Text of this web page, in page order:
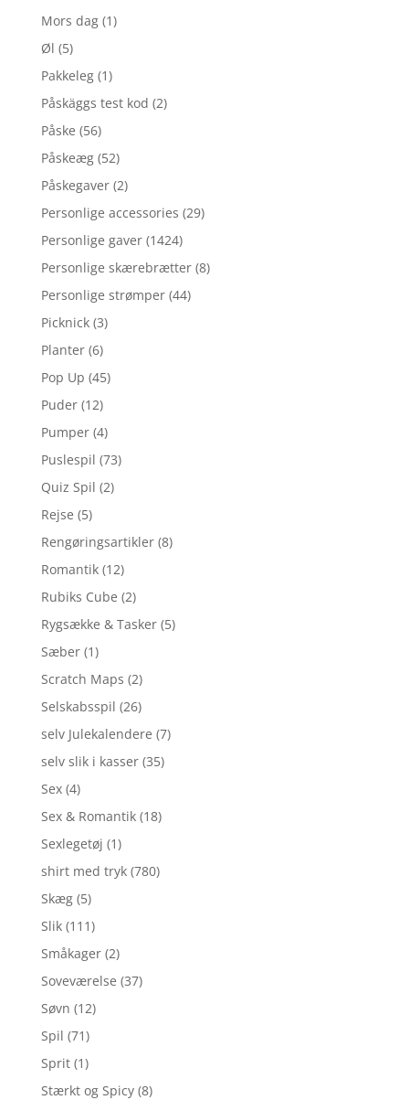
Mors dag (1)
Øl (5)
Pakkeleg (1)
Påskäggs test kod (2)
Påske (56)
Påskeæg (52)
Påskegaver (2)
Personlige accessories (29)
Personlige gaver (1424)
Personlige skærebrætter (8)
Personlige strømper (44)
Picknick (3)
Planter (6)
Pop Up (45)
Puder (12)
Pumper (4)
Puslespil (73)
Quiz Spil (2)
Rejse (5)
Rengøringsartikler (8)
Romantik (12)
Rubiks Cube (2)
Rygsække & Tasker (5)
Sæber (1)
Scratch Maps (2)
Selskabsspil (26)
selv Julekalendere (7)
selv slik i kasser (35)
Sex (4)
Sex & Romantik (18)
Sexlegetøj (1)
shirt med tryk (780)
Skæg (5)
Slik (111)
Småkager (2)
Soveværelse (37)
Søvn (12)
Spil (71)
Sprit (1)
Stærkt og Spicy (8)